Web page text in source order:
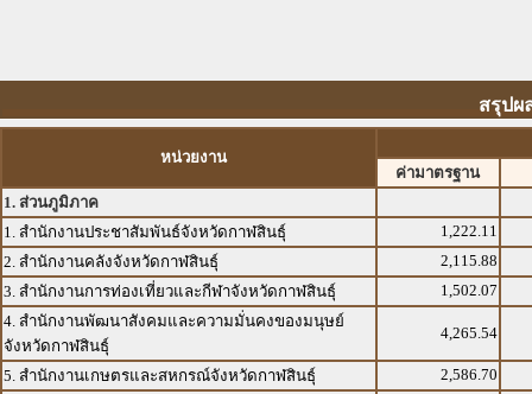
สรุปผ
หน่วยงาน
ค่ามาตรฐาน
1. ส่วนภูมิภาค
1. สำนักงานประชาสัมพันธ์จังหวัดกาฬสินธุ์
1,222.11
2. สำนักงานคลังจังหวัดกาฬสินธุ์
2,115.88
3. สำนักงานการท่องเที่ยวและกีฬาจังหวัดกาฬสินธุ์
1,502.07
4. สำนักงานพัฒนาสังคมและความมั่นคงของมนุษย์
จังหวัดกาฬสินธุ์
4,265.54
5. สำนักงานเกษตรและสหกรณ์จังหวัดกาฬสินธุ์
2,586.70